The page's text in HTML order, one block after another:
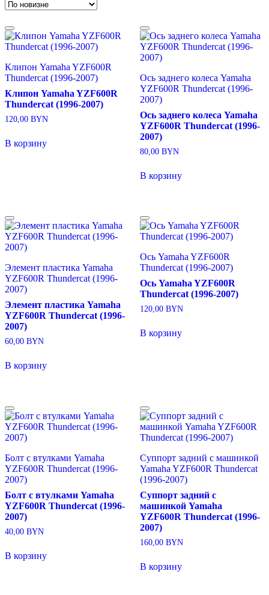
Клипон Yamaha YZF600R
Thundercat (1996-2007)
Клипон Yamaha YZF600R
Thundercat (1996-2007)
120,00 BYN
В корзину
Ось заднего колеса Yamaha
YZF600R Thundercat (1996-
2007)
Ось заднего колеса Yamaha
YZF600R Thundercat (1996-
2007)
80,00 BYN
В корзину
Элемент пластика Yamaha
YZF600R Thundercat (1996-
2007)
Элемент пластика Yamaha
YZF600R Thundercat (1996-
2007)
60,00 BYN
В корзину
Ось Yamaha YZF600R
Thundercat (1996-2007)
Ось Yamaha YZF600R
Thundercat (1996-2007)
120,00 BYN
В корзину
Болт с втулками Yamaha
YZF600R Thundercat (1996-
2007)
Болт с втулками Yamaha
YZF600R Thundercat (1996-
2007)
40,00 BYN
В корзину
Суппорт задний с машинкой
Yamaha YZF600R Thundercat
(1996-2007)
Суппорт задний с
машинкой Yamaha
YZF600R Thundercat (1996-
2007)
160,00 BYN
В корзину